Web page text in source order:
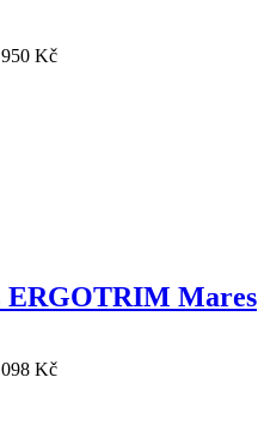
Kč
ERGOTRIM Mares
Kč